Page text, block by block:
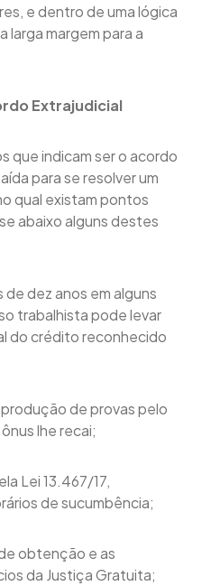
e dentro de uma lógica
larga margem para a
Extrajudicial
que indicam ser o acordo
para se resolver um
qual existam pontos
abaixo alguns destes
de dez anos em alguns
trabalhista pode levar
do crédito reconhecido
de provas pelo
lhe recai;
Lei 13.467/17,
de sucumbência;
obtenção e as
da Justiça Gratuita;